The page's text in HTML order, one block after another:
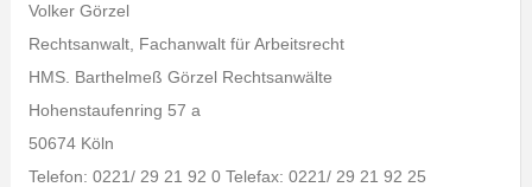
Volker Görzel
Rechtsanwalt, Fachanwalt für Arbeitsrecht
HMS. Barthelmeß Görzel Rechtsanwälte
Hohenstaufenring 57 a
50674 Köln
Telefon: 0221/ 29 21 92 0 Telefax: 0221/ 29 21 92 25